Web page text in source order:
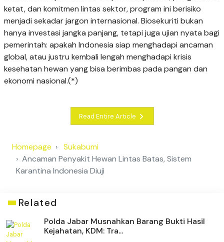
ketat, dan komitmen lintas sektor, program ini berisiko
menjadi sekadar jargon internasional. Biosekuriti bukan
hanya investasi jangka panjang, tetapi juga ujian nyata bagi
pemerintah: apakah Indonesia siap menghadapi ancaman
global, atau justru kembali lengah menghadapi krisis
kesehatan hewan yang bisa berimbas pada pangan dan
ekonomi nasional.(*)
Read Entire Article
Homepage
Sukabumi
Ancaman Penyakit Hewan Lintas Batas, Sistem
Karantina Indonesia Diuji
Related
Polda Jabar Musnahkan Barang Bukti Hasil
Kejahatan, KDM: Tra...